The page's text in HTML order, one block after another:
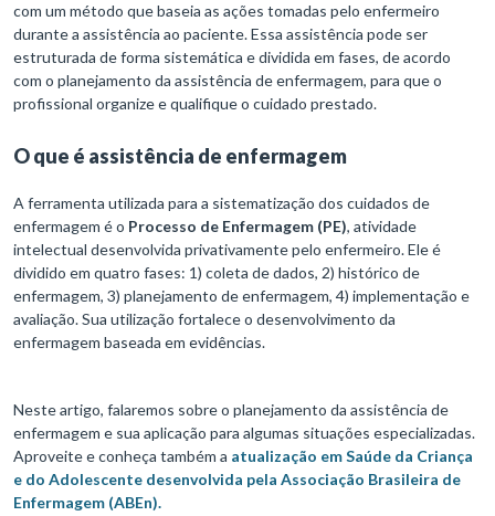
com um método que baseia as ações tomadas pelo enfermeiro
durante a assistência ao paciente. Essa assistência pode ser
estruturada de forma sistemática e dividida em fases, de acordo
com o planejamento da assistência de enfermagem, para que o
profissional organize e qualifique o cuidado prestado.
O que é assistência de enfermagem
A ferramenta utilizada para a sistematização dos cuidados de
enfermagem é o Processo de Enfermagem (PE), atividade
intelectual desenvolvida privativamente pelo enfermeiro. Ele é
dividido em quatro fases: 1) coleta de dados, 2) histórico de
enfermagem, 3) planejamento de enfermagem, 4) implementação e
avaliação. Sua utilização fortalece o desenvolvimento da
enfermagem baseada em evidências.
Neste artigo, falaremos sobre o planejamento da assistência de
enfermagem e sua aplicação para algumas situações especializadas.
Aproveite e conheça também a atualização em Saúde da Criança
e do Adolescente desenvolvida pela Associação Brasileira de
Enfermagem (ABEn).